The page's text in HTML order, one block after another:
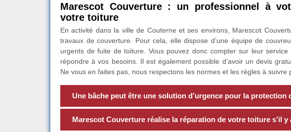
Marescot Couverture : un professionnel à
votre toiture
En activité dans la ville de Couterne et ses environs, Marescot
travaux de couverture. Pour cela, elle dispose d’une équipe de
urgents de fuite de toiture. Vous pouvez donc compter sur leur
répondre à vos besoins. Il est également possible d’avoir un devis
Ne vous en faites pas, nous respectons les normes et les règles à suivre
Une bâche peut être une solution d’urgence pour la protection
Marescot Couverture réalise la réparation de votre toiture s’il y